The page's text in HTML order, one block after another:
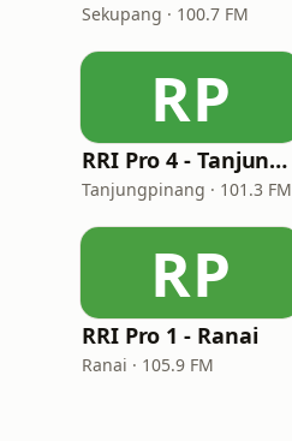
Sekupang · 100.7 FM
RP
RRI Pro 4 - Tanjungpinang
Tanjungpinang · 101.3 FM
RP
RRI Pro 1 - Ranai
Ranai · 105.9 FM